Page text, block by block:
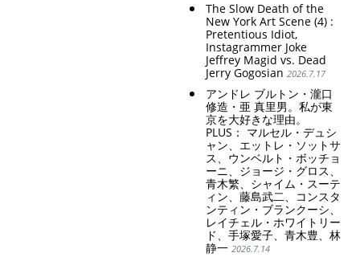
The Slow Death of the
New York Art Scene (4) :
Pretentious Idiot,
Instagrammer Joke
Jeffrey Magid vs. Dead
Jerry Gogosian 2026.7.17
アンドレ ブルトン・瀧口
修造・亜 真里男。私が東
京を大好きな理由。
PLUS： マルセル・デュシ
ャン、エットレ・ソットサ
ス、ウンベルト・ボッチョ
ーニ、ジョージ・グロス、
青木繁、シャイム・スーテ
ィン、藤島武二、コンスタ
ンティン・ブランクーシ、
レイチェル・ホワイトリー
ド、手塚愛子、青木豊、林
静一 2026.7.14